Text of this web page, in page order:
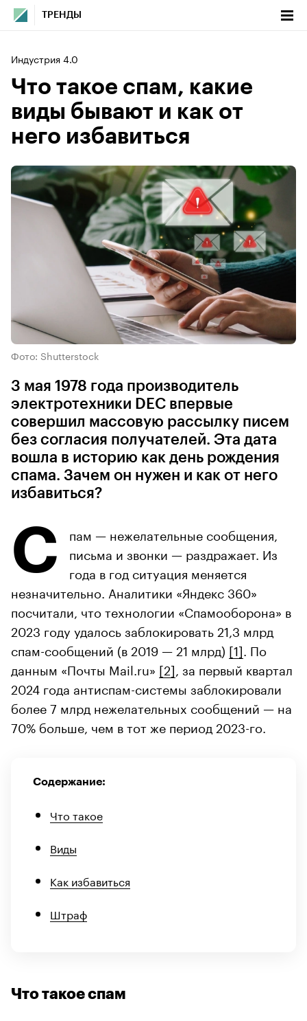
ТРЕНДЫ
Индустрия 4.0
Что такое спам, какие
виды бывают и как от
него избавиться
Фото: Shutterstock
3 мая 1978 года производитель
электротехники DEC впервые
совершил массовую рассылку писем
без согласия получателей. Эта дата
вошла в историю как день рождения
спама. Зачем он нужен и как от него
избавиться?
С
пам — нежелательные сообщения,
письма и звонки — раздражает. Из
года в год ситуация меняется
незначительно. Аналитики «Яндекс 360»
посчитали, что технологии «Спамооборона» в
2023 году удалось заблокировать 21,3 млрд
спам-сообщений (в 2019 — 21 млрд) [1] . По
данным «Почты Mail.ru» [2] , за первый квартал
2024 года антиспам-системы заблокировали
более 7 млрд нежелательных сообщений — на
70% больше, чем в тот же период 2023-го.
Содержание:
Что такое
Виды
Как избавиться
Штраф
Что такое спам